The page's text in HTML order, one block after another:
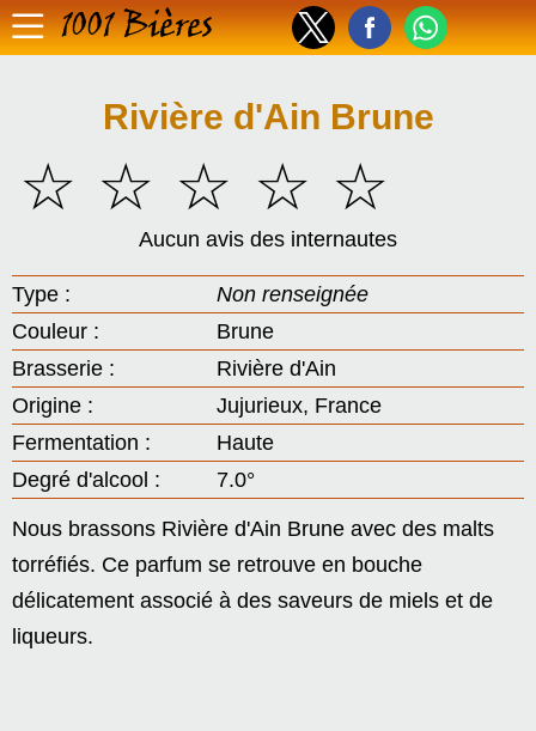
1001 Bières
Rivière d'Ain Brune
☆
☆
☆
☆
☆
Aucun avis des internautes
Type :
Non renseignée
Couleur :
Brune
Brasserie :
Rivière d'Ain
Origine :
Jujurieux, France
Fermentation :
Haute
Degré d'alcool :
7.0°
Nous brassons Rivière d'Ain Brune avec des malts
torréfiés. Ce parfum se retrouve en bouche
délicatement associé à des saveurs de miels et de
liqueurs.